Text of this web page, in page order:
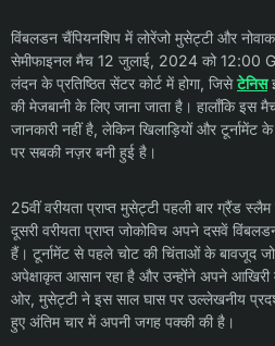
विंबलडन चैंपियनशिप में लोरेंजो मुसेट्टी और नोवाक
सेमीफाइनल मैच 12 जुलाई, 2024 को 12:00
लंदन के प्रतिष्ठित सेंटर कोर्ट में होगा, जिसेटेनिस
की मेजबानी के लिए जाना जाता है। हालाँकि इस
जानकारी नहीं है, लेकिन खिलाड़ियों और
पर सबकी नज़र बनी हुई है।
25वीं वरीयता प्राप्त मुसेट्टी पहली बार ग्रैंड
दूसरी वरीयता प्राप्त जोकोविच अपने दसवें
हैं। टूर्नामेंट से पहले चोट की चिंताओं के बावजूद
अपेक्षाकृत आसान रहा है और उन्होंने अपने आखिरी
ओर, मुसेट्टी ने इस साल घास पर उल्लेखनीय
हुए अंतिम चार में अपनी जगह पक्की की है।